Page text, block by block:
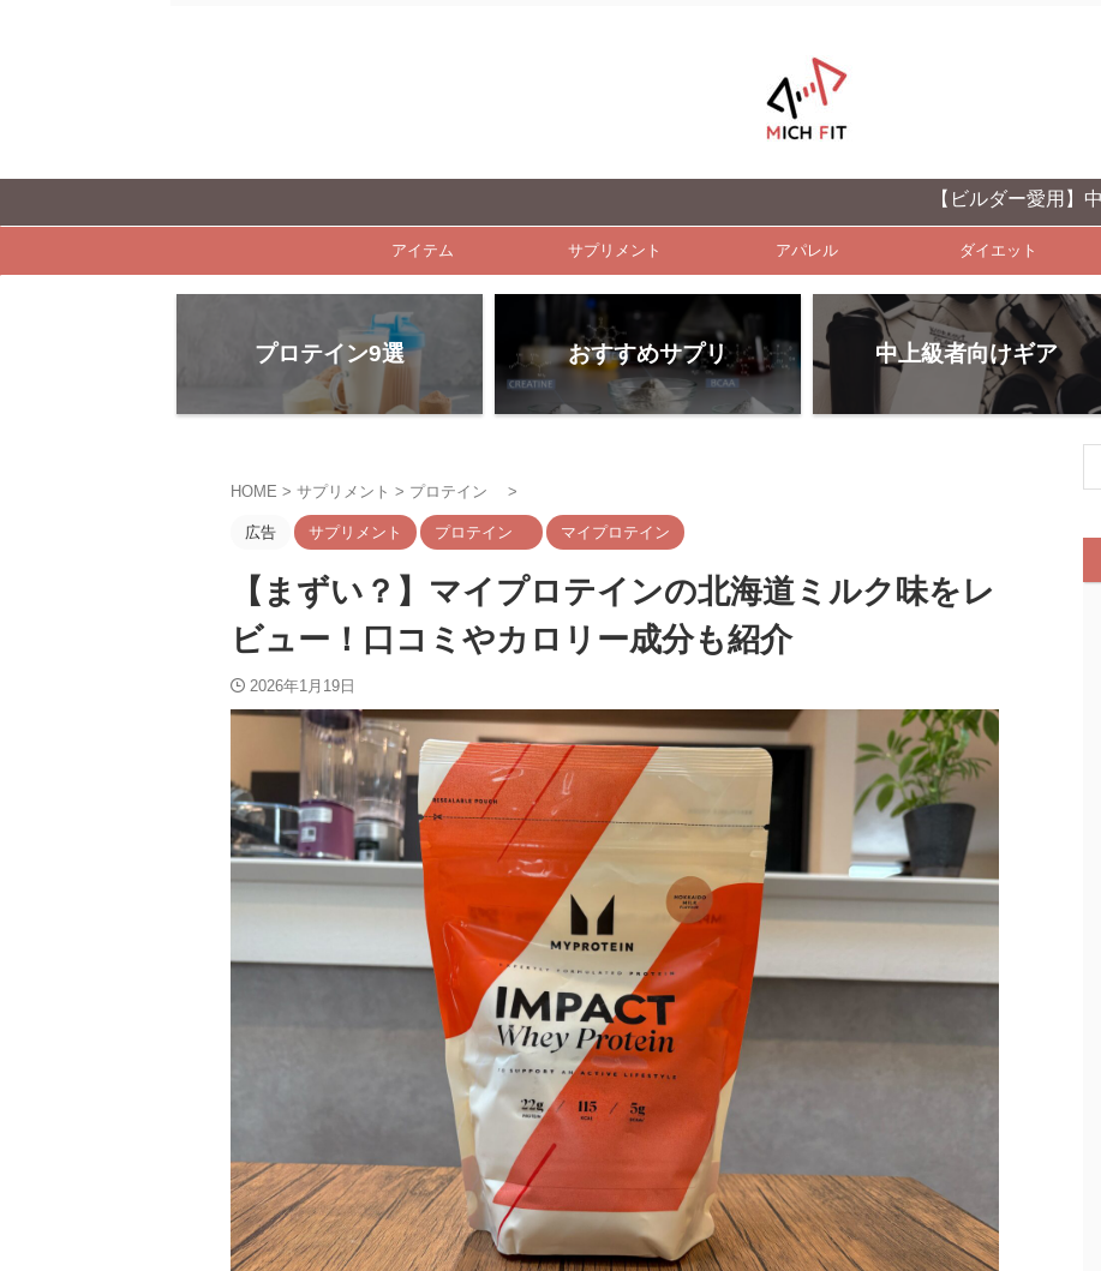
【ビルダー愛用】中上級者向
アイテム サプリメント アパレル ダイエット
プロテイン9選 おすすめサプリ 中上級者向けギア
HOME > サプリメント > プロテイン >
広告 サプリメント プロテイン マイプロテイン
【まずい？】マイプロテインの北海道ミルク味をレ
ビュー！口コミやカロリー成分も紹介
2026年1月19日